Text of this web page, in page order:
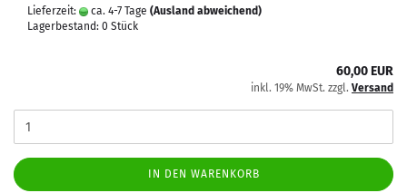
Lieferzeit: ca. 4-7 Tage (Ausland abweichend)
Lagerbestand: 0 Stück
60,00 EUR
inkl. 19% MwSt. zzgl. Versand
IN DEN WARENKORB